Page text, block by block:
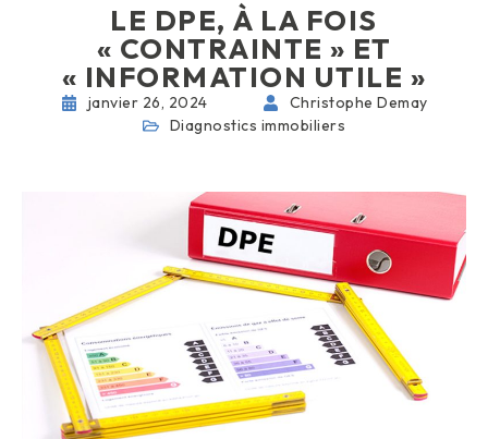
LE DPE, À LA FOIS
« CONTRAINTE » ET
« INFORMATION UTILE »
janvier 26, 2024
Christophe Demay
Diagnostics immobiliers